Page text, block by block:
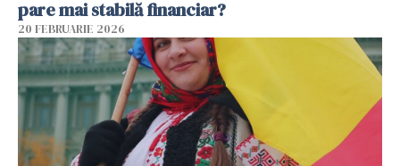
pare mai stabilă financiar?
20 FEBRUARIE 2026